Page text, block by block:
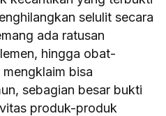
selulit secara
ada ratusan
hingga obat-
bisa
sebagian besar bukti
produk-produk